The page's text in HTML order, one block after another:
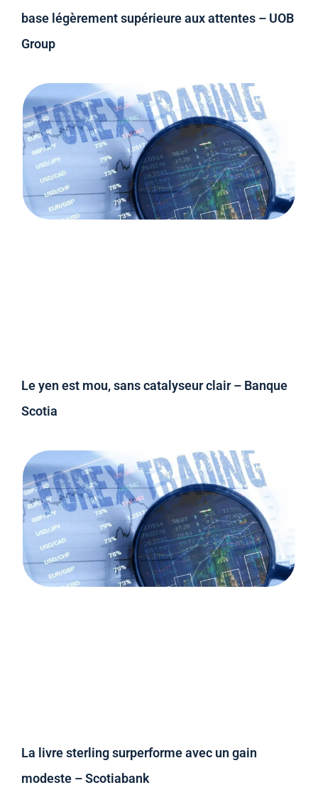
base légèrement supérieure aux attentes – UOB
Group
Le yen est mou, sans catalyseur clair – Banque
Scotia
La livre sterling surperforme avec un gain
modeste – Scotiabank